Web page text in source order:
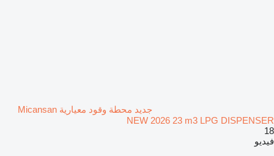
جديد محطة وقود معيارية Micansan
NEW 2026 23 m3 LPG DISPENSER
18
فيديو